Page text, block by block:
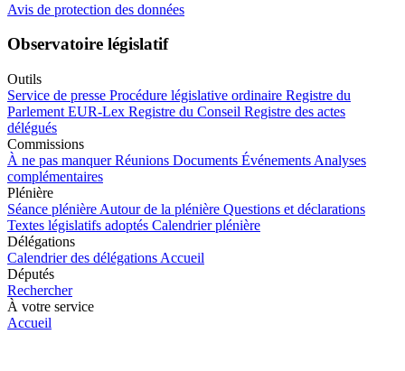
Avis de protection des données
Observatoire législatif
Outils
Service de presse Procédure législative ordinaire Registre du
Parlement EUR-Lex Registre du Conseil Registre des actes
délégués
Commissions
À ne pas manquer Réunions Documents Événements Analyses
complémentaires
Plénière
Séance plénière Autour de la plénière Questions et déclarations
Textes législatifs adoptés Calendrier plénière
Délégations
Calendrier des délégations Accueil
Députés
Rechercher
À votre service
Accueil